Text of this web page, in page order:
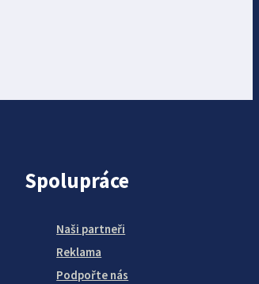
Spolupráce
Naši partneři
Reklama
Podpořte nás